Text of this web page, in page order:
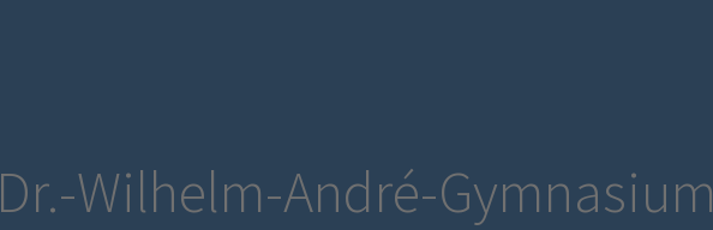
Dr.-Wilhelm-André-Gymnasium